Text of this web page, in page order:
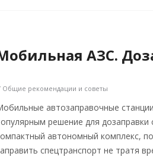
АЗС.
Общие рекомендации и советы
автозаправочные
решение для дозаправки
автономный комплекс,
спецтранспорт не тратя